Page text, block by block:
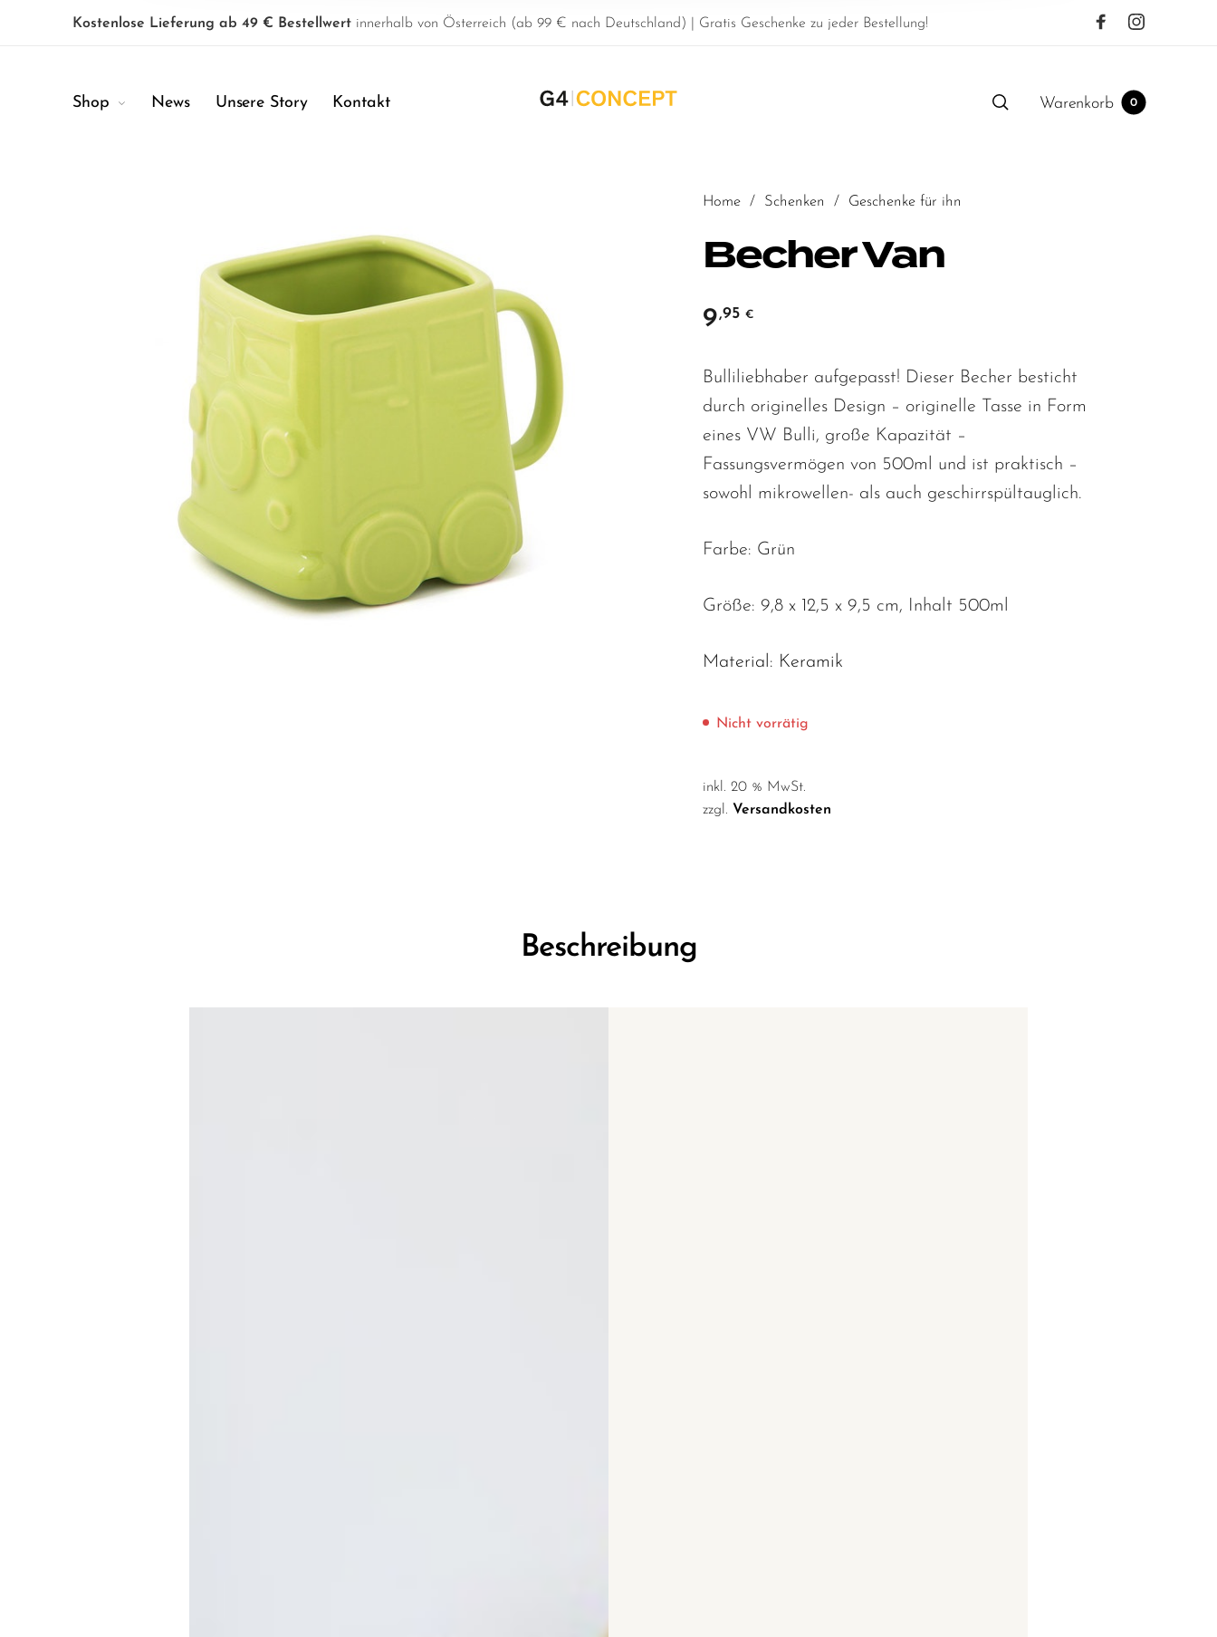
Kostenlose Lieferung ab 49 € Bestellwert innerhalb von Österreich (ab 99 € nach Deutschland) | Gratis Geschenke zu jeder Bestellung!
Shop News Unsere Story Kontakt Warenkorb 0
Home / Schenken / Geschenke für ihn
Becher Van
9,95 €
Bulliliebhaber aufgepasst! Dieser Becher besticht
durch originelles Design – originelle Tasse in Form
eines VW Bulli, große Kapazität –
Fassungsvermögen von 500ml und ist praktisch –
sowohl mikrowellen- als auch geschirrspültauglich.
Farbe: Grün
Größe: 9,8 x 12,5 x 9,5 cm, Inhalt 500ml
Material: Keramik
Nicht vorrätig
inkl. 20 % MwSt.
zzgl. Versandkosten
Beschreibung